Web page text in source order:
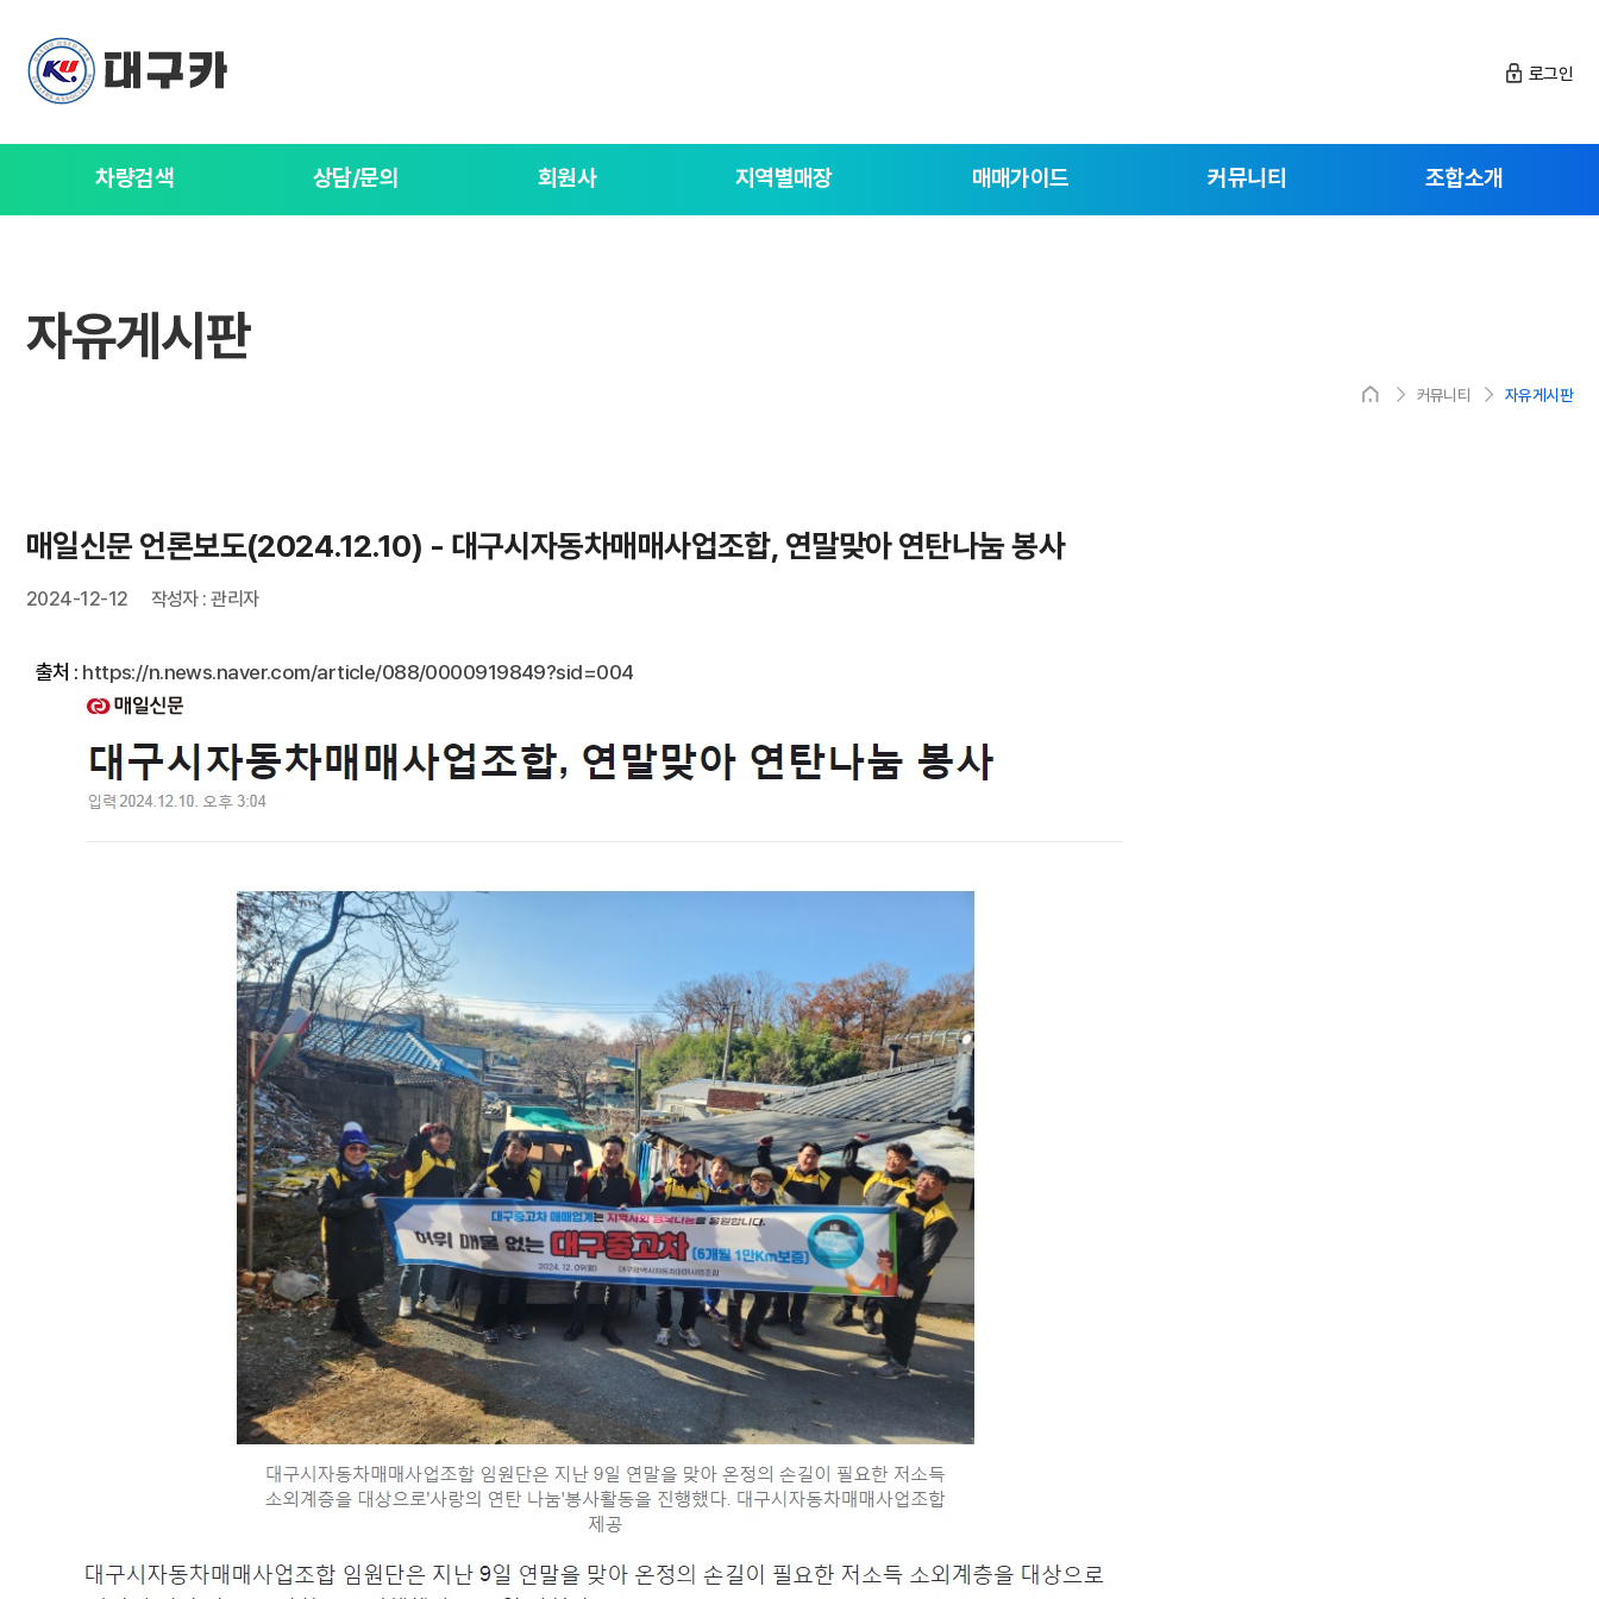
차량검색 상담/문의 회원사 지역별매장 매매가이드 커뮤니티 조합소개
로그인
자유게시판
커뮤니티 자유게시판
매일신문 언론보도(2024.12.10) - 대구시자동차매매사업조합, 연말맞아 연탄나눔 봉사
2024-12-12 작성자 : 관리자
출처 : https://n.news.naver.com/article/088/0000919849?sid=004